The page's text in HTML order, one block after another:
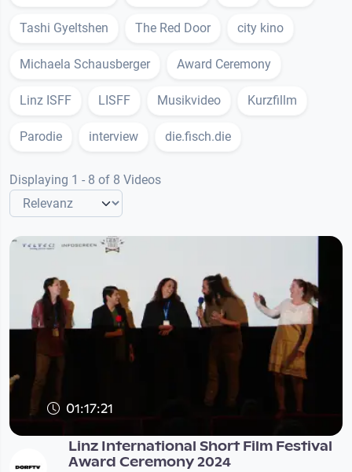
Tashi Gyeltshen The Red Door city kino
Michaela Schausberger Award Ceremony
Linz ISFF LISFF Musikvideo Kurzfillm
Parodie interview die.fisch.die
Displaying 1 - 8 of 8 Videos
01:17:21
Linz International Short Film Festival
Award Ceremony 2024